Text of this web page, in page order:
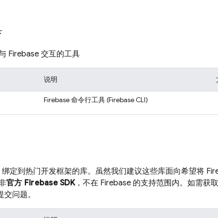
Firebase 交互的工具
说明
Firebase 命令行工具 (FirebaseCLI)
定到热门开发框架的库。虽然我们建议这些库面向希望将
官方 Firebase SDK，不在 Firebase 的支持范围内。如需获
问题。